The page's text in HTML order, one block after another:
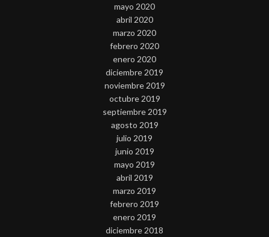
mayo 2020
abril 2020
marzo 2020
febrero 2020
enero 2020
diciembre 2019
noviembre 2019
octubre 2019
septiembre 2019
agosto 2019
julio 2019
junio 2019
mayo 2019
abril 2019
marzo 2019
febrero 2019
enero 2019
diciembre 2018